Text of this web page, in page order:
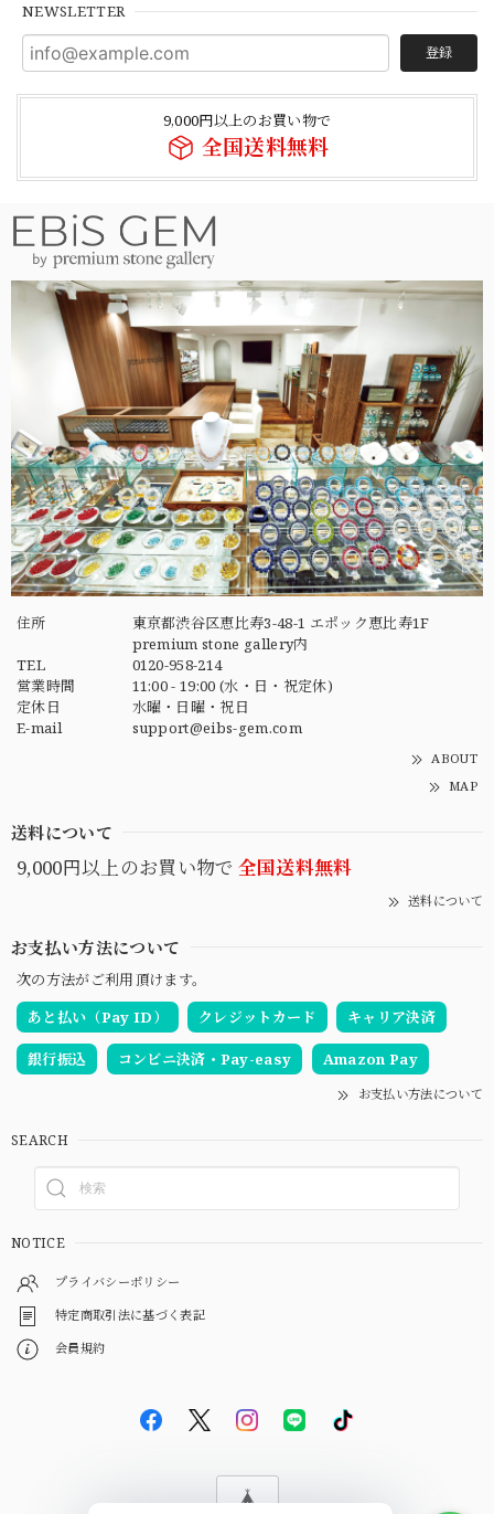
NEWSLETTER
登録
9,000円以上のお買い物で
全国送料無料
住所
東京都渋谷区恵比寿3-48-1 エポック恵比寿1F
premium stone gallery内
TEL
0120-958-214
営業時間
11:00 - 19:00 (水・日・祝定休)
定休日
水曜・日曜・祝日
E-mail
support@eibs-gem.com
ABOUT
MAP
送料について
9,000円以上のお買い物で 全国送料無料
送料について
お支払い方法について
次の方法がご利用頂けます。
あと払い（Pay ID）
クレジットカード キャリア決済
銀行振込 コンビニ決済・Pay-easy Amazon Pay
お支払い方法について
SEARCH
NOTICE
プライバシーポリシー
特定商取引法に基づく表記
会員規約